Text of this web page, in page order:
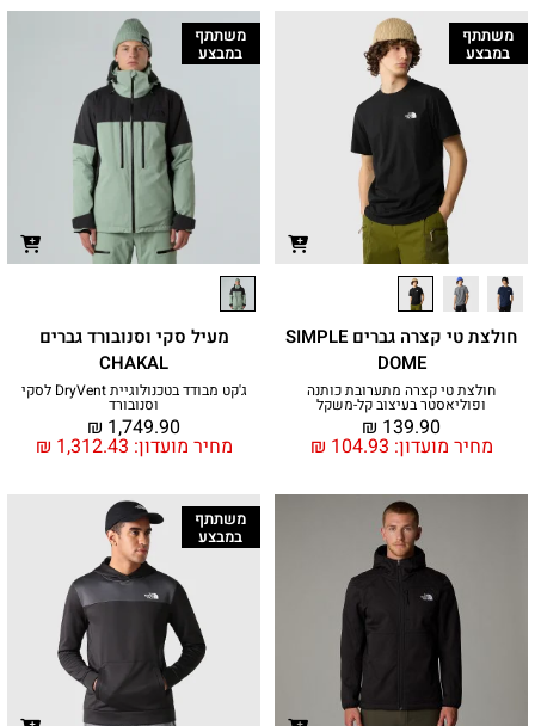
משתתף
במבצע
חולצת טי קצרה גברים SIMPLE
DOME
חולצת טי קצרה מתערובת כותנה
ופוליאסטר בעיצוב קל-משקל
מחיר מועדון: ₪ 104.93
₪ 139.90
משתתף
במבצע
מעיל סקי וסנובורד גברים
CHAKAL
ג'קט מבודד בטכנולוגיית DryVent לסקי
וסנובורד
מחיר מועדון: ₪ 1,312.43
₪ 1,749.90
משתתף
במבצע